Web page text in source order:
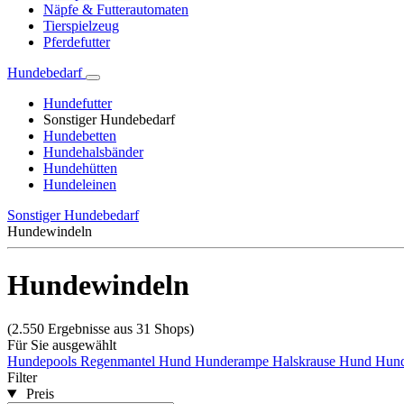
Näpfe & Futterautomaten
Tierspielzeug
Pferdefutter
Hundebedarf
Hundefutter
Sonstiger Hundebedarf
Hundebetten
Hundehalsbänder
Hundehütten
Hundeleinen
Sonstiger Hundebedarf
Hundewindeln
Hundewindeln
(2.550 Ergebnisse aus 31 Shops)
Für Sie ausgewählt
Hundepools Regenmantel Hund Hunderampe Halskrause Hund
Filter
Preis